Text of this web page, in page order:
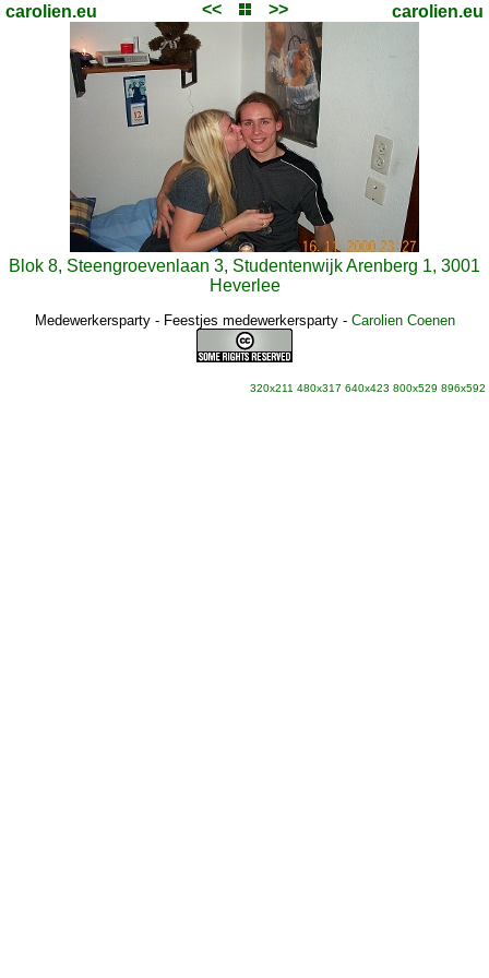
carolien.eu << >> carolien.eu
Blok 8, Steengroevenlaan 3, Studentenwijk Arenberg 1, 3001
Heverlee
Medewerkersparty - Feestjes medewerkersparty- Carolien Coenen
320x211 480x317 640x423 800x529 896x592